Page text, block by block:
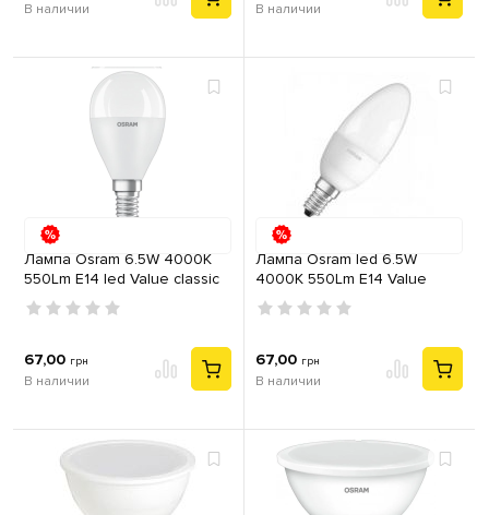
В наличии В наличии
Лампа Osram 6.5W 4000К
550Lm E14 led Value classic
P60 230V шар
67,00 грн
В наличии
Лампа Osram led 6.5W
4000K 550Lm E14 Value
classic B60 230V свеча
67,00 грн
В наличии